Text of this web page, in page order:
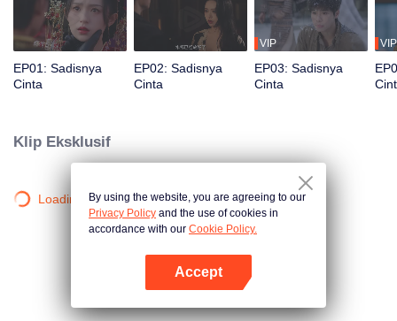
EP01: Sadisnya
Cinta
EP02: Sadisnya
Cinta
VIP
EP03: Sadisnya
Cinta
VIP
Klip Eksklusif
Loading…By using the website, you are agreeing to our
Privacy Policy and the use of cookies in
accordance with our Cookie Policy.
Accept